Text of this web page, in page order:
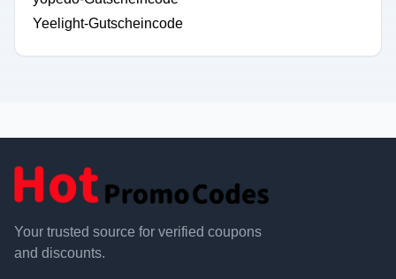
Yeelight-Gutscheincode
Your trusted source for verified coupons
and discounts.